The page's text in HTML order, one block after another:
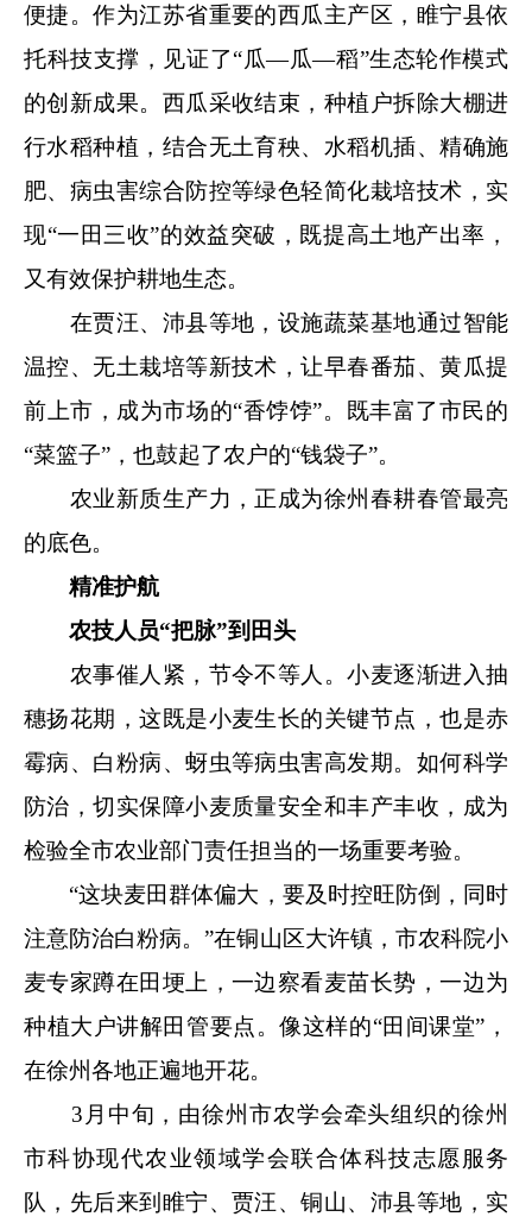
便捷。作为江苏省重要的西瓜主产区，睢宁县依
托科技支撑，见证了“瓜—瓜—稻”生态轮作模式
的创新成果。西瓜采收结束，种植户拆除大棚进
行水稻种植，结合无土育秧、水稻机插、精确施
肥、病虫害综合防控等绿色轻简化栽培技术，实
现“一田三收”的效益突破，既提高土地产出率，
又有效保护耕地生态。 
在贾汪、沛县等地，设施蔬菜基地通过智能
温控、无土栽培等新技术，让早春番茄、黄瓜提
前上市，成为市场的“香饽饽”。既丰富了市民的
“菜篮子”，也鼓起了农户的“钱袋子”。
农业新质生产力，正成为徐州春耕春管最亮
的底色。
精准护航
农技人员“把脉”到田头
农事催人紧，节令不等人。小麦逐渐进入抽
穗扬花期，这既是小麦生长的关键节点，也是赤
霉病、白粉病、蚜虫等病虫害高发期。如何科学
防治，切实保障小麦质量安全和丰产丰收，成为
检验全市农业部门责任担当的一场重要考验。
“这块麦田群体偏大，要及时控旺防倒，同时
注意防治白粉病。”在铜山区大许镇，市农科院小
麦专家蹲在田埂上，一边察看麦苗长势，一边为
种植大户讲解田管要点。像这样的“田间课堂”，
在徐州各地正遍地开花。
3月中旬，由徐州市农学会牵头组织的徐州
市科协现代农业领域学会联合体科技志愿服务
队，先后来到睢宁、贾汪、铜山、沛县等地，实